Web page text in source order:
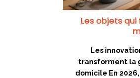
Les objets
Les
transforment la
domicile En